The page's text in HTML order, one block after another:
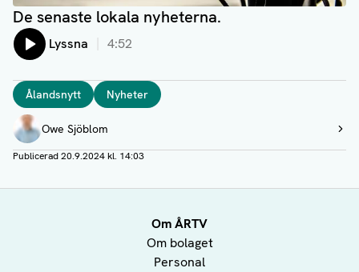
De senaste lokala nyheterna.
Lyssna 4:52
Taggar
Ålandsnytt Nyheter
Författare
Owe Sjöblom
Visa profil
Publicerad20.9.2024 kl. 14:03
Om ÅRTV
Om bolaget
Personal